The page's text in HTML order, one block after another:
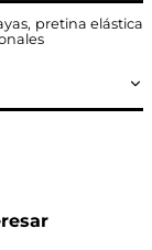
pretina elástica